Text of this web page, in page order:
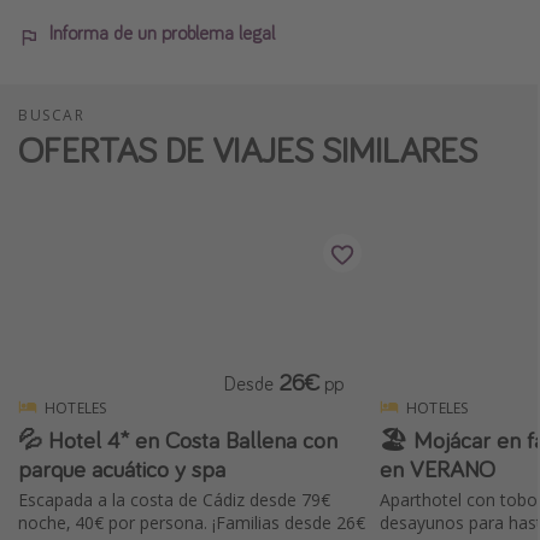
Informa de un problema legal
BUSCAR
OFERTAS DE VIAJES SIMILARES
HOTELES
💦 Hotel 4* en Costa Ballena con
parque acuático y spa
Escapada a la costa de Cádiz desde 79€
noche, 40€ por persona. ¡Familias desde 26€
Desde 26€ pp
HOTELES
🏖️ Mojácar en
en VERANO
Aparthotel con
desayunos para